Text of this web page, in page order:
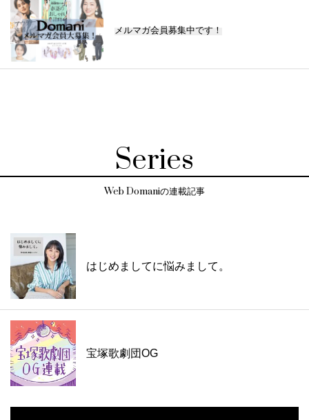
メルマガ会員募集中です！
Series
Web Domaniの連載記事
はじめましてに悩みまして。
宝塚歌劇団OG